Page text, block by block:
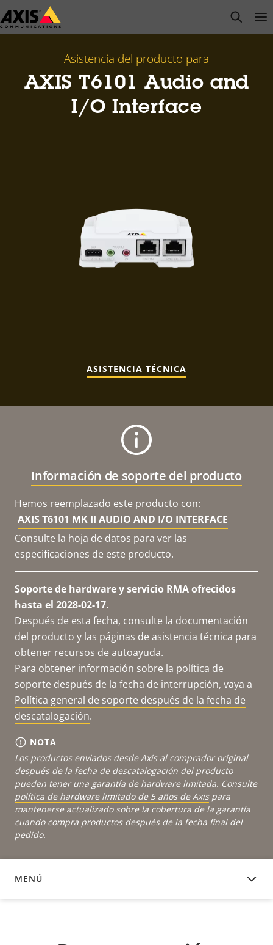
Saltar
al
open
Asistencia del producto para
AXIS T6101 Audio and
I/O Interface
ASISTENCIA TÉCNICA
Información de soporte del producto
Hemos reemplazado este producto con:
AXIS T6101 MK II AUDIO AND I/O INTERFACE
Consulte la hoja de datos para ver las
especificaciones de este producto.
Soporte de hardware y servicio RMA ofrecidos
hasta el 2028-02-17.
Después de esta fecha, consulte la documentación
del producto y las páginas de asistencia técnica para
obtener recursos de autoayuda.
Para obtener información sobre la política de
soporte después de la fecha de interrupción, vaya a
Política general de soporte después de la fecha de
descatalogación.
NOTA
Los productos enviados desde Axis al comprador original
después de la fecha de descatalogación del producto
pueden tener una garantía de hardware limitada. Consulte
política de hardware limitado de 5 años de Axispara
mantenerse actualizado sobre la cobertura de la garantía
cuando compra productos después de la fecha final del
pedido.
MENÚ
DOCUMENTACIÓN